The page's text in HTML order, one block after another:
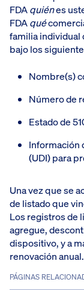
FDAquiénes
FDAqué
familia individual
bajo los
Nombre(s)
Número de
Estado de
Información
(UDI) para
Una vez que se
de listado que
Los registros de
agregue,
dispositivo, y a
renovación anual.
PÁGINAS